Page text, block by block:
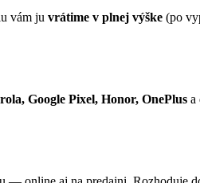
vám ju vrátime v plnej výške (po
Google Pixel, Honor, OnePlus a